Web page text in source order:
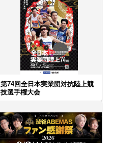
第74回全日本実業団対抗陸上競
技選手権大会